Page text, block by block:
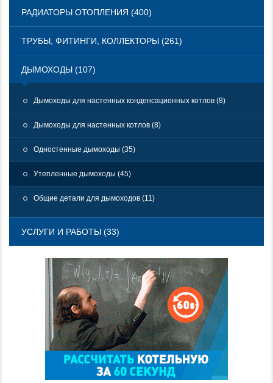
РАДИАТОРЫ ОТОПЛЕНИЯ (400)
ТРУБЫ, ФИТИНГИ, КОЛЛЕКТОРЫ (261)
ДЫМОХОДЫ (107)
Дымоходы для настенных конденсационных котлов (8)
Дымоходы для настенных котлов (8)
Одностенные дымоходы (35)
Утепленные дымоходы (45)
Общие детали для дымоходов (11)
УСЛУГИ И РАБОТЫ (33)